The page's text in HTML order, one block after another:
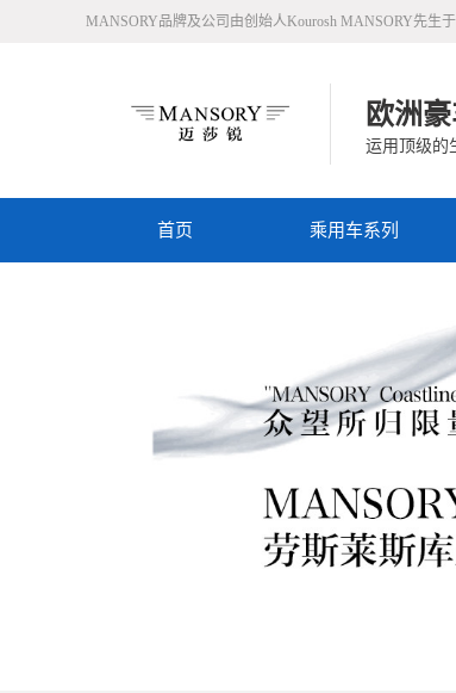
MANSORY品牌及公司由创始人Kourosh MANSORY先生
欧洲
运用顶级的
首页 乘用车系列